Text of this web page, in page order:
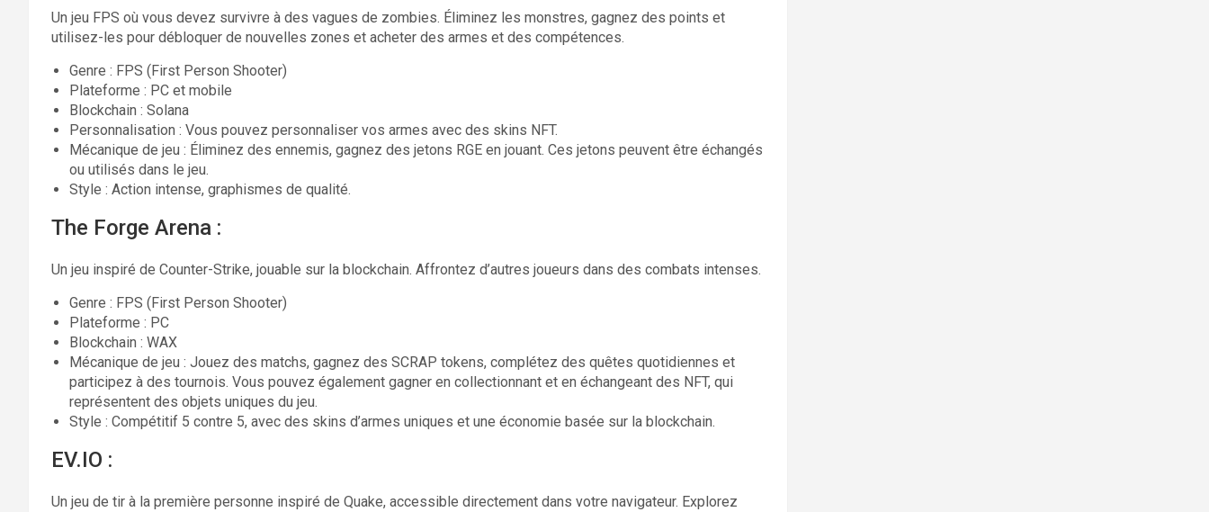
Un jeu FPS où vous devez survivre à des vagues de zombies. Éliminez les monstres, gagnez des points et
utilisez-les pour débloquer de nouvelles zones et acheter des armes et des compétences.
Genre : FPS (First Person Shooter)
Plateforme : PC et mobile
Blockchain : Solana
Personnalisation : Vous pouvez personnaliser vos armes avec des skins NFT.
Mécanique de jeu : Éliminez des ennemis, gagnez des jetons RGE en jouant. Ces jetons peuvent être échangés
ou utilisés dans le jeu.
Style : Action intense, graphismes de qualité.
The Forge Arena :
Un jeu inspiré de Counter-Strike, jouable sur la blockchain. Affrontez d’autres joueurs dans des combats intenses.
Genre : FPS (First Person Shooter)
Plateforme : PC
Blockchain : WAX
Mécanique de jeu : Jouez des matchs, gagnez des SCRAP tokens, complétez des quêtes quotidiennes et
participez à des tournois. Vous pouvez également gagner en collectionnant et en échangeant des NFT, qui
représentent des objets uniques du jeu.
Style : Compétitif 5 contre 5, avec des skins d’armes uniques et une économie basée sur la blockchain.
EV.IO :
Un jeu de tir à la première personne inspiré de Quake, accessible directement dans votre navigateur. Explorez